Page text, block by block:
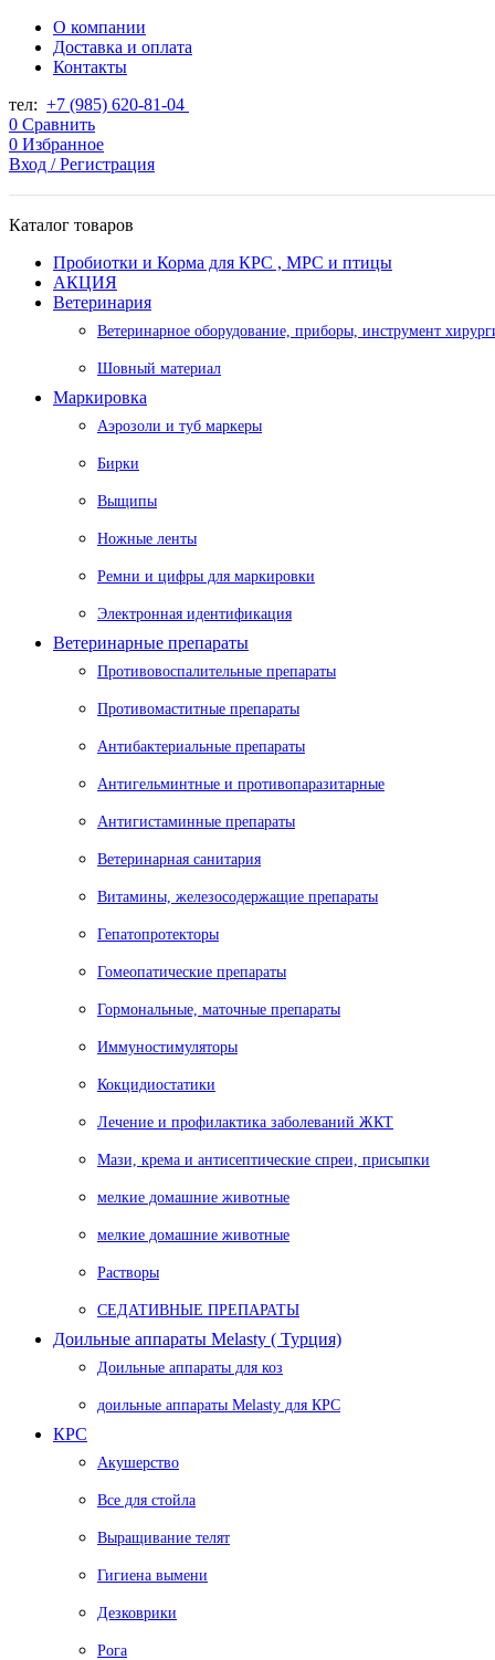
О компании
Доставка и оплата
Контакты
тел: +7 (985) 620-81-04
0 Сравнить
0 Избранное
Вход / Регистрация
Каталог товаров
Пробиотки и Корма для КРС , МРС и птицы
АКЦИЯ
Ветеринария
Ветеринарное оборудование, приборы, инструмент
Шовный материал
Маркировка
Аэрозоли и туб маркеры
Бирки
Выщипы
Ножные ленты
Ремни и цифры для маркировки
Электронная идентификация
Ветеринарные препараты
Противовоспалительные препараты
Противомаститные препараты
Антибактериальные препараты
Антигельминтные и противопаразитарные
Антигистаминные препараты
Ветеринарная санитария
Витамины, железосодержащие препараты
Гепатопротекторы
Гомеопатические препараты
Гормональные, маточные препараты
Иммуностимуляторы
Кокцидиостатики
Лечение и профилактика заболеваний ЖКТ
Мази, крема и антисептические спреи, присыпки
мелкие домашние животные
мелкие домашние животные
Растворы
СЕДАТИВНЫЕ ПРЕПАРАТЫ
Доильные аппараты Melasty ( Турция)
Доильные аппараты для коз
доильные аппараты Melasty для КРС
КРС
Акушерство
Все для стойла
Выращивание телят
Гигиена вымени
Дезковрики
Рога